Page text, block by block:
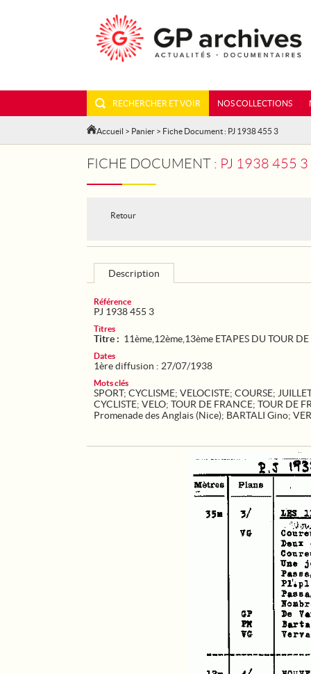
RECHERCHER ET VOIR NOS COLLECTIONS
Accueil > Panier > Fiche Document : PJ 1938 455 3
FICHE DOCUMENT : PJ 1938 455
Retour
Description
Référence
PJ 1938 455 3
Titres
Titre : 11ème,12ème,13ème ETAPES DU TOUR
Dates
1ère diffusion : 27/07/1938
Mots clés
SPORT; CYCLISME; VELOCISTE; COURSE; JUILLET
CYCLISTE; VELO; TOUR DE FRANCE; TOUR DE
Promenade des Anglais (Nice); BARTALI Gino;